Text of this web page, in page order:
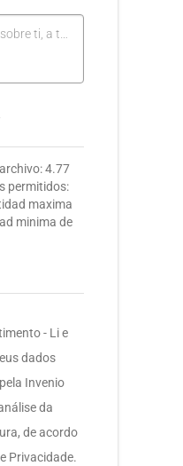
4.77
permitidos:
maxima
minima de
- Li e
dados
Invenio
da
de acordo
Privacidade.